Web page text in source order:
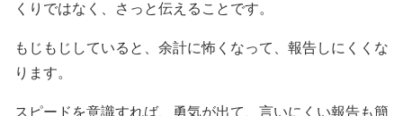
くりではなく、さっと伝えることです。
もじもじしていると、余計に怖くなって、報告しにくくな
ります。
スピードを意識すれば、勇気が出て、言いにくい報告も簡